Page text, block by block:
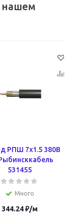
нашем
РПШ 7х1.5 380В
531455
Много
344.24₽/м